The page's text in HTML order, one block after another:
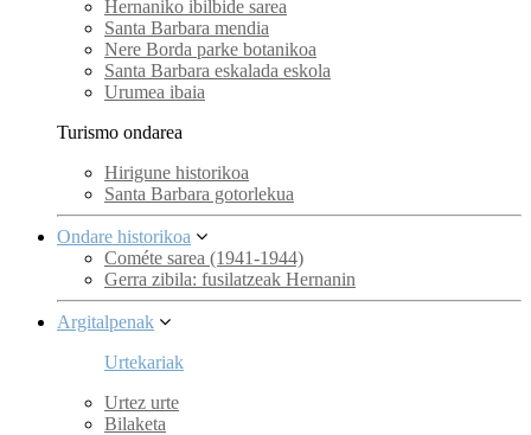
Hernaniko ibilbide sarea
Santa Barbara mendia
Nere Borda parke botanikoa
Santa Barbara eskalada eskola
Urumea ibaia
Turismo ondarea
Hirigune historikoa
Santa Barbara gotorlekua
Ondare historikoa
Cométe sarea (1941-1944)
Gerra zibila: fusilatzeak Hernanin
Argitalpenak
Urtekariak
Urtez urte
Bilaketa